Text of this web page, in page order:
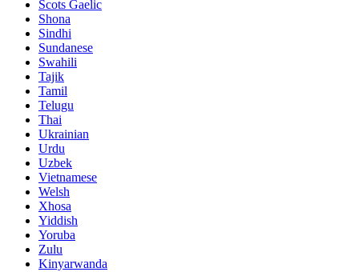
Scots Gaelic
Shona
Sindhi
Sundanese
Swahili
Tajik
Tamil
Telugu
Thai
Ukrainian
Urdu
Uzbek
Vietnamese
Welsh
Xhosa
Yiddish
Yoruba
Zulu
Kinyarwanda